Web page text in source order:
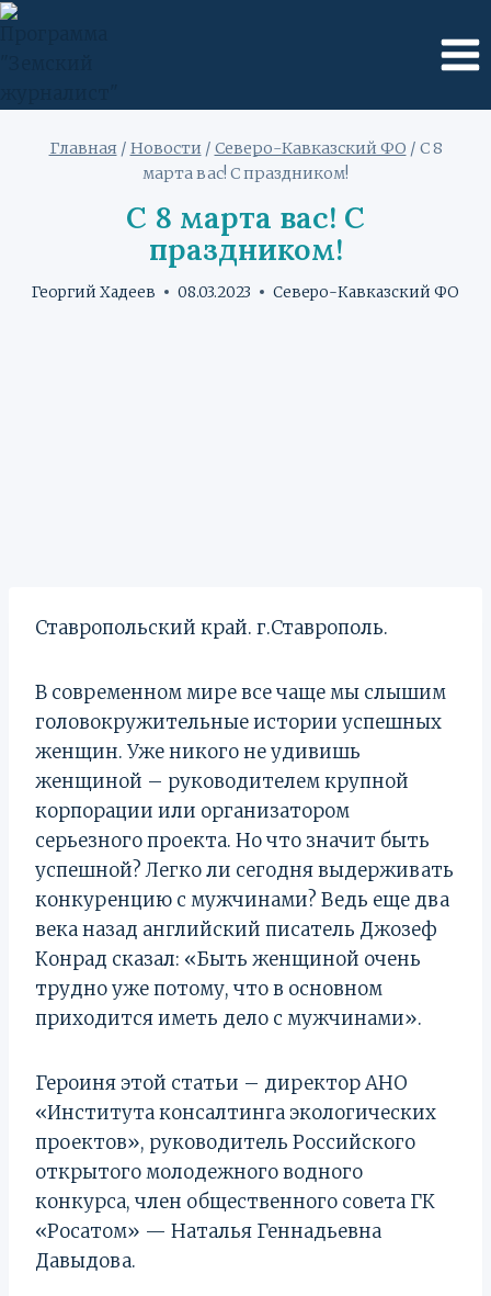
Перейти
Главная / Новости / Северо-Кавказский ФО / С 8
марта вас! С праздником!
С 8 марта вас! С
праздником!
Георгий Хадеев 08.03.2023 Северо-Кавказский ФО
Ставропольский край. г.Ставрополь.
В современном мире все чаще мы слышим
головокружительные истории успешных
женщин. Уже никого не удивишь
женщиной – руководителем крупной
корпорации или организатором
серьезного проекта. Но что значит быть
успешной? Легко ли сегодня выдерживать
конкуренцию с мужчинами? Ведь еще два
века назад английский писатель Джозеф
Конрад сказал: «Быть женщиной очень
трудно уже потому, что в основном
приходится иметь дело с мужчинами».
Героиня этой статьи – директор АНО
«Института консалтинга экологических
проектов», руководитель Российского
открытого молодежного водного
конкурса, член общественного совета ГК
«Росатом» — Наталья Геннадьевна
Давыдова.